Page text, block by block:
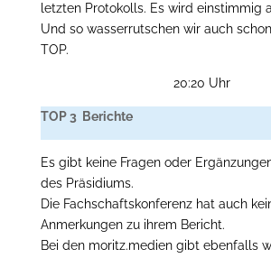
letzten Protokolls. Es wird einstimmig
Und so wasserrutschen wir auch
TOP.
20:20 Uhr
TOP 3 Berichte
Es gibt keine Fragen oder
des Präsidiums.
Die Fachschaftskonferenz hat auch
Anmerkungen zu ihrem Bericht.
Bei den moritz.medien gibt ebenfalls